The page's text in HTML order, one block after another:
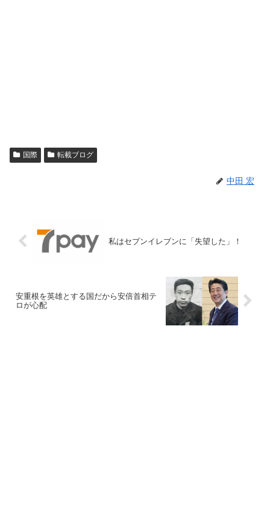
国際 転載ブログ
中田 宏
私はセブンイレブンに「失望した」！
安重根を英雄とする国だから安倍首相テ
ロが心配